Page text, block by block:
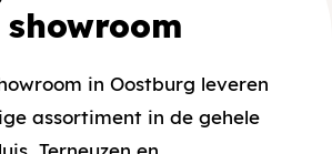
in Oostburg leveren
assortiment in de gehele